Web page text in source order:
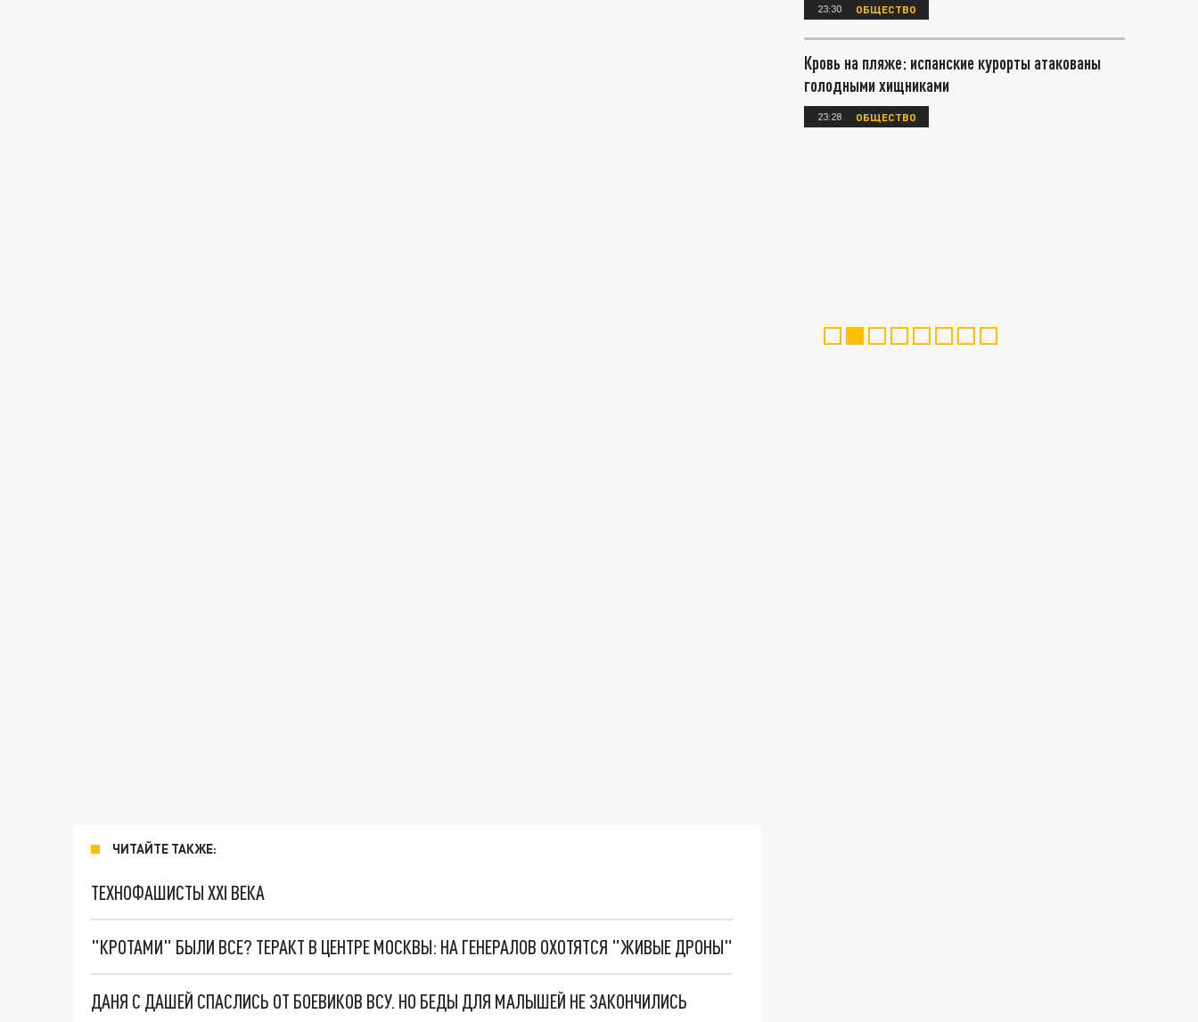
ЧИТАЙТЕ ТАКЖЕ:
ТЕХНОФАШИСТЫ XXI ВЕКА
"КРОТАМИ" БЫЛИ ВСЕ? ТЕРАКТ В ЦЕНТРЕ МОСКВЫ: НА ГЕНЕРАЛОВ ОХОТЯТСЯ "ЖИВЫЕ ДРОНЫ"
ДАНЯ С ДАШЕЙ СПАСЛИСЬ ОТ БОЕВИКОВ ВСУ. НО БЕДЫ ДЛЯ МАЛЫШЕЙ НЕ ЗАКОНЧИЛИСЬ
23:30 ОБЩЕСТВО
Кровь на пляже: испанские курорты атакованы
голодными хищниками
23:28 ОБЩЕСТВО